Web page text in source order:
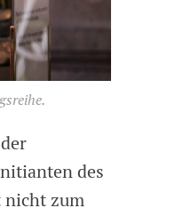
des
nicht zum